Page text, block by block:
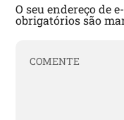
O seu endereço de
obrigatórios são